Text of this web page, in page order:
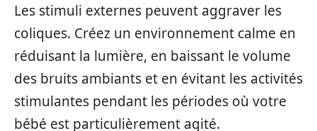
Les stimuli externes peuvent aggraver les
coliques. Créez un environnement calme en
réduisant la lumière, en baissant le volume
des bruits ambiants et en évitant les activités
stimulantes pendant les périodes où votre
bébé est particulièrement agité.